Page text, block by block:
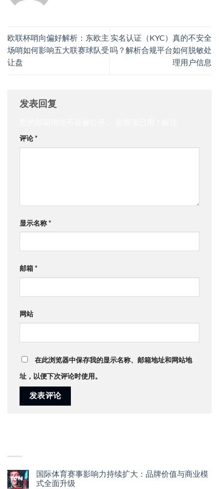
欧联杯哨向偏好解析：东欧主
场哨如何影响五大联赛球队受
让盘
实名认证（KYC）真的不安全
吗？解析合规平台如何脱敏处
理用户信息
发表回复
评论 *
显示名称 *
邮箱 *
网站
在此浏览器中保存我的显示名称、邮箱地址和网站地
址，以便下次评论时使用。
国际体育赛事影响力持续扩大：品牌价值与商业模
式全面升级